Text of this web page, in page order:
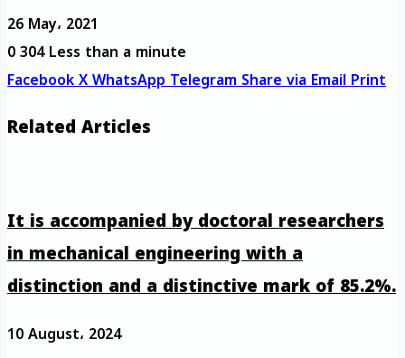
26 May، 2021
0304Less than a minute
FacebookXWhatsAppTelegramShare via EmailPrint
Related Articles
It is accompanied by doctoral researchers
in mechanical engineering with a
distinction and a distinctive mark of 85.2%.
10 August، 2024